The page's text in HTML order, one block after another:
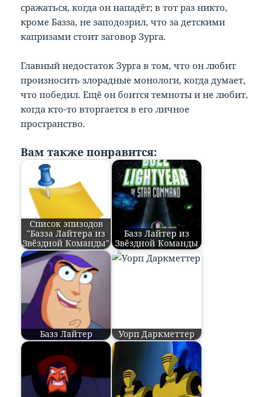
сражаться, когда он нападёт; в тот раз никто,
кроме Базза, не заподозрил, что за детскими
капризами стоит заговор Зурга.
Главный недостаток Зурга в том, что он любит
произносить злорадные монологи, когда думает,
что победил. Ещё он боится темноты и не любит,
когда кто-то вторгается в его личное
пространство.
Вам также понравится:
Список эпизодов
"Базза Лайтера из
Звёздной Команды"
Базз Лайтер из
Звёздной Команды
Базз Лайтер Уорп Даркметтер